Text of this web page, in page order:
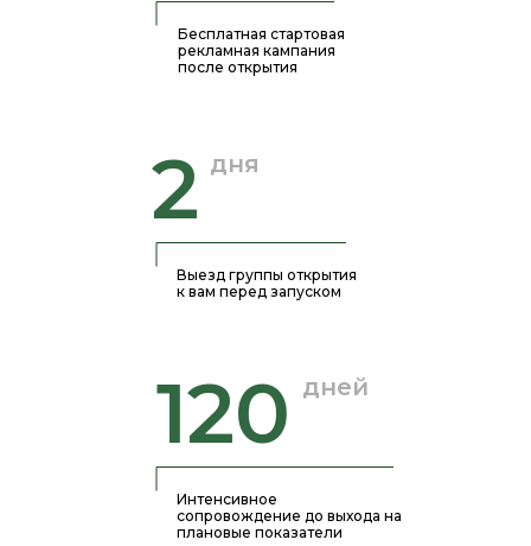
Выезд группы открытия
к вам перед запуском
2 дня
Интенсивное
сопровождение до выхода на
плановые показатели
120 дней
Бесплатная стартовая
рекламная кампания
после открытия